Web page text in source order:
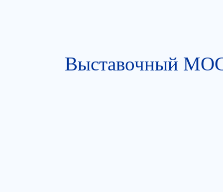
Выставочный